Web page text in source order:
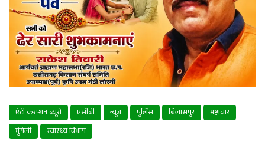
एंटी करप्शन ब्यूरो एसीबी न्यूज पुलिस बिलासपुर
भष्ट्राचार
मुंगेली
स्वास्थ्य विभाग